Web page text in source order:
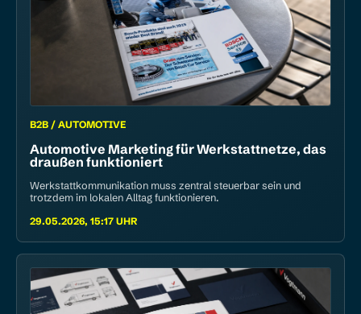
B2B / AUTOMOTIVE
Automotive Marketing für Werkstatt­netze, das
draußen funktioniert
Werkstattkommunikation muss zentral steuerbar sein und
trotzdem im lokalen Alltag funktionieren.
29.05.2026, 15:17 UHR